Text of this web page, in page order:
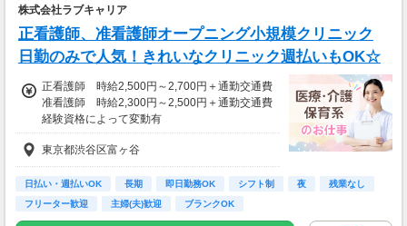
株式会社ラブキャリア
正看護師、准看護師オープニング小規模クリニック
日勤のみで人気！きれいなクリニック週払いもOK☆
正看護師 時給2,500円～2,700円＋通勤交通費
准看護師 時給2,300円～2,500円＋通勤交通費
経験資格によって変動有
週払い利用可能
【給与例】
月収例 時給2700円、1日8h、22日勤務=47万
5200円
東京都渋谷区富ヶ谷
日払い・週払いOK 長期 即日勤務OK シフト制 夜
残業なし
フリーター歓迎
主婦(夫)歓迎 ブランクOK